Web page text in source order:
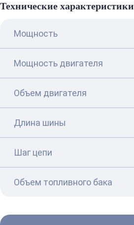
Технические характеристики
Мощность
Мощность двигателя
Объем двигателя
Длина шины
Шаг цепи
Объем топливного бака